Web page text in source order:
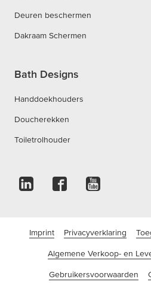
Deuren beschermen
Dakraam Schermen
Bath Designs
Handdoekhouders
Doucherekken
Toiletrolhouder
Imprint Privacyverklaring
Algemene Verkoop- en
Gebruikersvoorwaarden